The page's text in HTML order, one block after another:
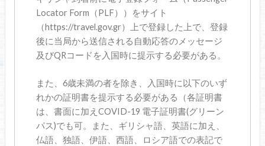
Locator Form （PLF））をサイト
（https://travel.gov.gr）上で登録した上で、登録
後に当局から送信される自動応答のメッセージ
及びQRコードを入国時に提示する必要がある。
また、6歳未満の者を除き、入国時に以下のいず
れかの証明書を提示する必要がある（各証明書
は、書面に加えCOVID-19 電子証明書(グリーン
パス)でも可。また、ギリシャ語、英語に加え、
仏語、独語、伊語、西語、ロシア語での表記で